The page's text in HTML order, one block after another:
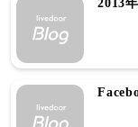
2013